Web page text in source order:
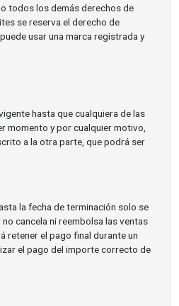
todos los demás derechos de
se reserva el derecho de
usar una marca registrada y
hasta que cualquiera de las
momento y por cualquier motivo,
a la otra parte, que podrá ser
la fecha de terminación solo se
cancela ni reembolsa las ventas
retener el pago final durante un
el pago del importe correcto de